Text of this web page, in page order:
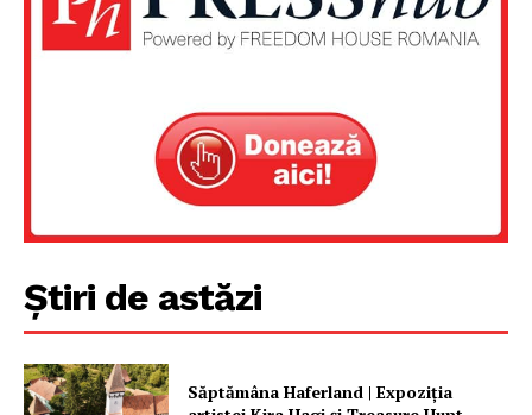
Știri de astăzi
Săptămâna Haferland | Expoziţia